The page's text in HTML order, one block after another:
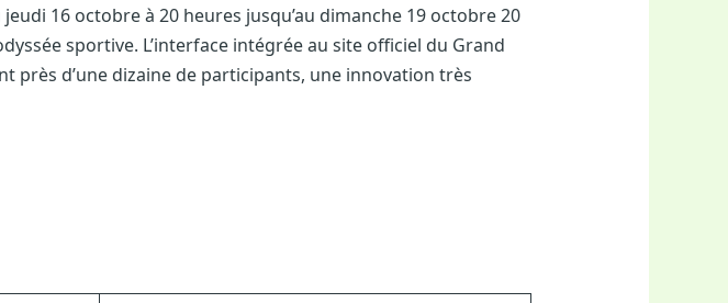
16 octobre à 20 heures jusqu’au dimanche 19 octobre 20
sportive. L’interface intégrée au site officiel du Grand
près d’une dizaine de participants, une innovation très